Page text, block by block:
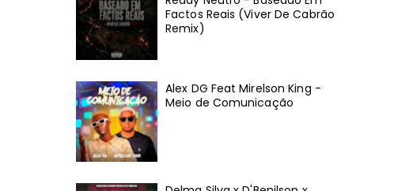
Factos Reais (Viver De Cabrão
Remix)
Alex DG Feat Mirelson King -
Meio de Comunicação